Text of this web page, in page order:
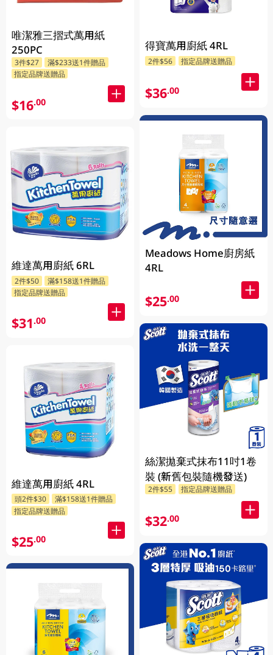
唯潔雅三摺式萬用紙
250PC
3件$27
滿$233送1件贈品
指定品牌送贈品
$16.00
維達萬用廚紙 6RL
2件$50
滿$158送1件贈品
指定品牌送贈品
$31.00
維達萬用廚紙 4RL
頭2件$30
滿$158送1件贈品
指定品牌送贈品
$25.00
得寶萬用廚紙 4RL
2件$56 指定品牌送贈品
$36.00
Meadows Home廚房紙
4RL
$25.00
絲潔拋棄式抹布11吋1卷
裝 (新舊包裝隨機發送)
2件$55 指定品牌送贈品
$32.00